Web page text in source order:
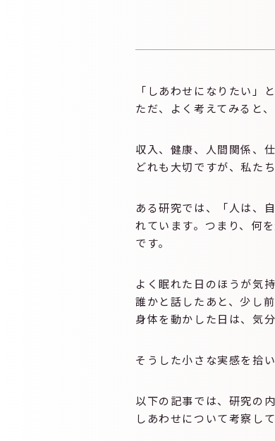
「しあわせになりたい」
ただ、よく考えてみると
収入、健康、人間関係、
どれも大切ですが、私た
ある研究では、「人は、
れています。つまり、何
です。
よく眠れた日のほうが気
誰かと話したあと、少し前
身体を動かした日は、気
そうした小さな実感を拾
以下の記事では、研究の
しあわせについて考察し